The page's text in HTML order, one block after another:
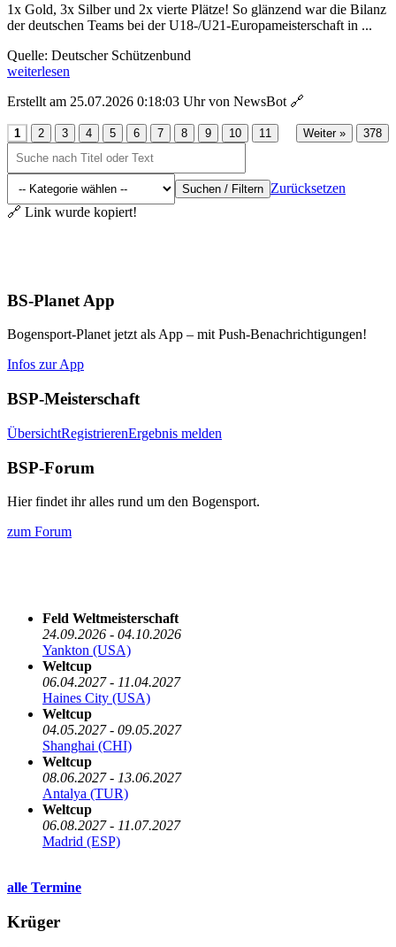
1x Gold, 3x Silber und 2x vierte Plätze! So glänzend war die Bilanz
der deutschen Teams bei der U18-/U21-Europameisterschaft in ...
Quelle: Deutscher Schützenbund
weiterlesen
Erstellt am 25.07.2026 0:18:03 Uhr von NewsBot 🔗
1 2 3 4 5 6 7 8 9 10 11 Weiter » 378
Suchen / Filtern Zurücksetzen
🔗 Link wurde kopiert!
BS-Planet App
Bogensport-Planet jetzt als App – mit Push-Benachrichtigungen!
Infos zur App
BSP-Meisterschaft
ÜbersichtRegistrierenErgebnis melden
BSP-Forum
Hier findet ihr alles rund um den Bogensport.
zum Forum
Feld Weltmeisterschaft
24.09.2026 - 04.10.2026
Yankton (USA)
Weltcup
06.04.2027 - 11.04.2027
Haines City (USA)
Weltcup
04.05.2027 - 09.05.2027
Shanghai (CHI)
Weltcup
08.06.2027 - 13.06.2027
Antalya (TUR)
Weltcup
06.08.2027 - 11.07.2027
Madrid (ESP)
alle Termine
Krüger